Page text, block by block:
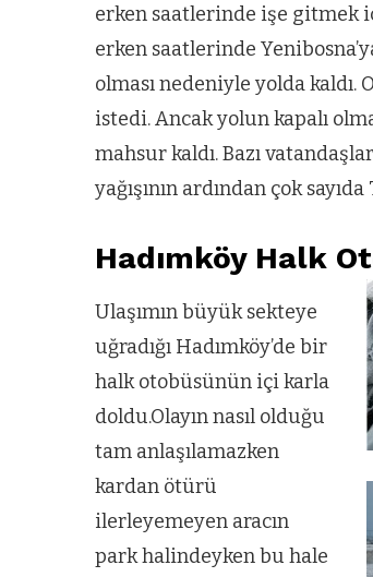
erken saatlerinde işe gitmek
erken saatlerinde
olması nedeniyle yolda
istedi. Ancak yolun kapalı
mahsur kaldı. Bazı
yağışının ardından çok
Hadımköy Halk
Ulaşımın büyük sekteye
uğradığı Hadımköy’de bir
halk otobüsünün içi karla
doldu.Olayın nasıl olduğu
tam anlaşılamazken
kardan ötürü
ilerleyemeyen aracın
park halindeyken bu hale